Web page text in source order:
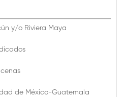
y/o Riviera Maya
de México-Guatemala